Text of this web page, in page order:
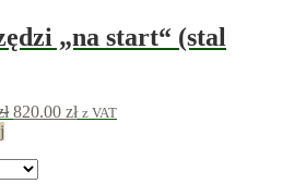
„na start“ (stal
Pierwotna
870.00 zł.
820.00 złAktualna
z VAT